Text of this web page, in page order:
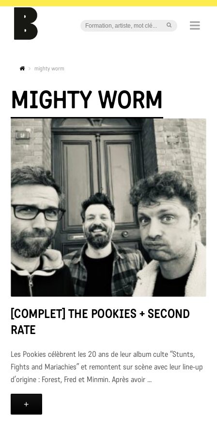
mighty worm
MIGHTY WORM
[COMPLET] THE POOKIES + SECOND
RATE
Les Pookies célèbrent les 20 ans de leur album culte “Stunts,
Fights and Mariachies” et remontent sur scène avec leur line-up
d’origine : Forest, Fred et Minmin. Après avoir ...
+